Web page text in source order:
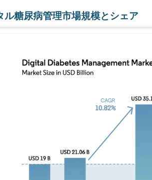
ル糖尿病管理市場規模とシェア
画像 © Mordor